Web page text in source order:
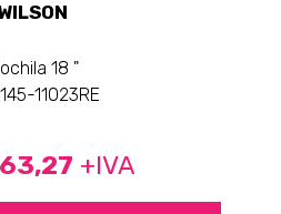
18 "
11023RE
+IVA